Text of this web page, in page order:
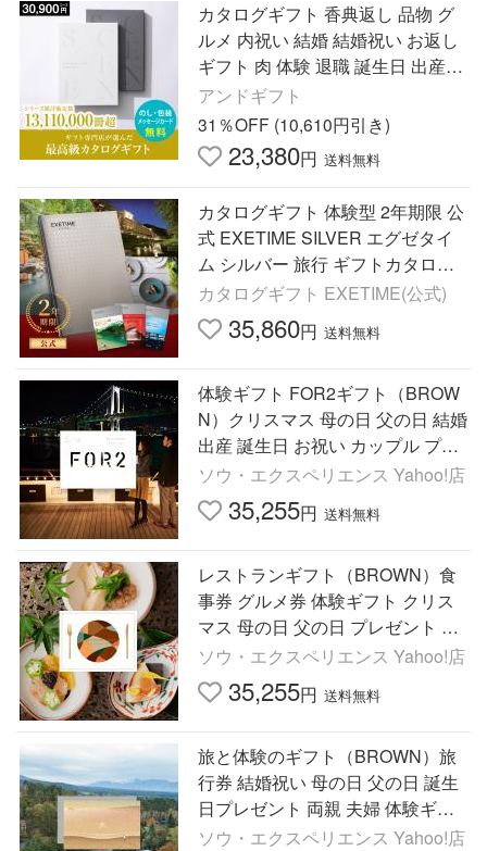
カタログギフト 香典返し 品物 グ
ルメ 内祝い 結婚 結婚祝い お返し
ギフト 肉 体験 退職 誕生日 出産祝
い 快気祝い 新築祝い 退職祝い お
しゃれ 30900円
アンドギフト
31％OFF (10,610円引き)
23,380円 送料無料
カタログギフト 体験型 2年期限 公
式 EXETIME SILVER エグゼタイ
ム シルバー 旅行 ギフトカタログ
温泉 宿泊券 爆買
カタログギフト EXETIME(公式)
35,860円 送料無料
体験ギフト FOR2ギフト（BROW
N）クリスマス 母の日 父の日 結婚
出産 誕生日 お祝い カップル プレ
ゼント ギフト ソウ・エクスペリエ
ンス SOW EXPERIENCE
ソウ・エクスペリエンス Yahoo!店
35,255円 送料無料
レストランギフト（BROWN）食
事券 グルメ券 体験ギフト クリス
マス 母の日 父の日 プレゼント 結
婚祝い ディナー ソウ・エクスペリ
エンス SOW EXPERIENCE
ソウ・エクスペリエンス Yahoo!店
35,255円 送料無料
旅と体験のギフト（BROWN）旅
行券 結婚祝い 母の日 父の日 誕生
日プレゼント 両親 夫婦 体験ギフ
ト ソウ・エクスペリエンス
ソウ・エクスペリエンス Yahoo!店